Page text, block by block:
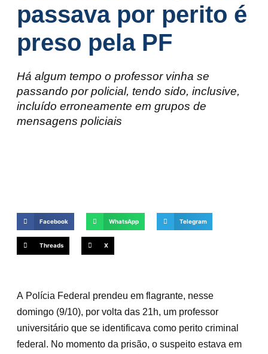
passava por perito é
preso pela PF
Há algum tempo o professor vinha se
passando por policial, tendo sido, inclusive,
incluído erroneamente em grupos de
mensagens policiais
Facebook WhatsApp Telegram
Threads X
A Polícia Federal prendeu em flagrante, nesse
domingo (9/10), por volta das 21h, um professor
universitário que se identificava como perito criminal
federal. No momento da prisão, o suspeito estava em